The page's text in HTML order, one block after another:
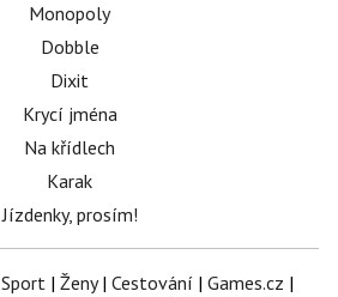
Monopoly
Dobble
Dixit
Krycí jména
Na křídlech
Karak
Jízdenky, prosím!
Sport | Ženy| Cestování | Games.cz |